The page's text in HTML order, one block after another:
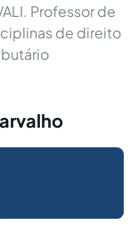
Professor de
de direito